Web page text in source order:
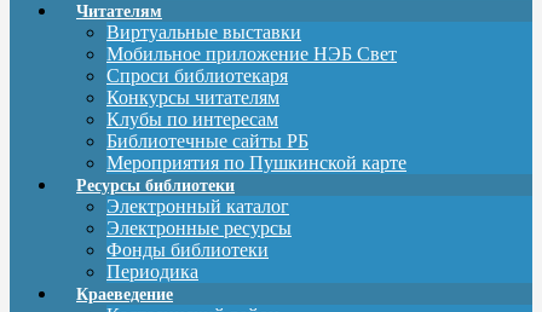
Читателям
Виртуальные выставки
Мобильное приложение НЭБ Свет
Спроси библиотекаря
Конкурсы читателям
Клубы по интересам
Библиотечные сайты РБ
Мероприятия по Пушкинской карте
Ресурсы библиотеки
Электронный каталог
Электронные ресурсы
Фонды библиотеки
Периодика
Краеведение